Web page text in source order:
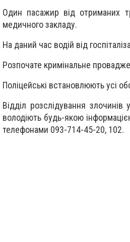
Один пасажир від отриманих
медичного закладу.
На даний час водій від
Розпочате кримінальне
Поліцейські встановлюють усі
Відділ розслідування
володіють будь-якою
телефонами 093-714-45-20, 102.